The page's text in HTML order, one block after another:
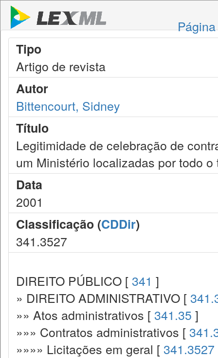
Tipo
Artigo de revista
Autor
Bittencourt, Sidney
Título
Legitimidade de celebração de
um Ministério localizadas por todo
Data
2001
Classificação (CDDir)
341.3527
DIREITO PÚBLICO [ 341 ]
» DIREITO ADMINISTRATIVO [
»» Atos administrativos [ 341.35 ]
»»» Contratos administrativos [
»»»» Licitações em geral [ 341.3527